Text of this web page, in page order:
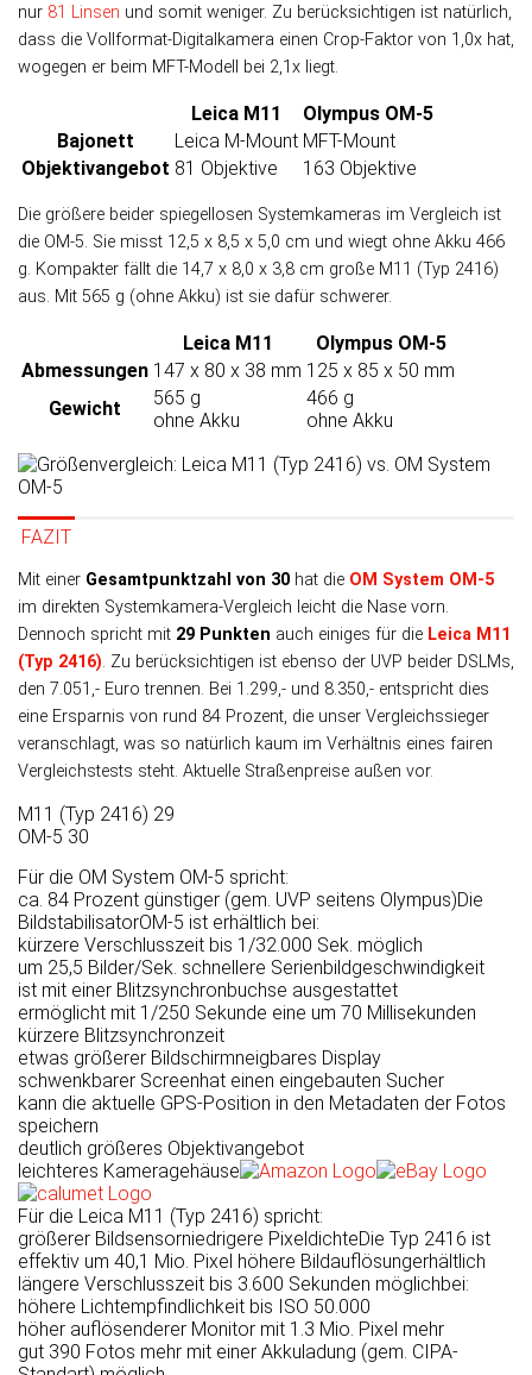
nur 81 Lin­sen und so­mit weni­ger. Zu be­rück­sich­ti­gen ist natür­lich,
dass die Voll­format-Digital­kamera einen Crop-Faktor von 1,0x hat,
wo­ge­gen er beim MFT-Modell bei 2,1x liegt.
Leica M11
Olympus OM-5
Bajonett
Leica M-Mount MFT-Mount
Objektiv­angebot 81 Objektive 163 Objektive
Die größere beider spiegel­losen System­kameras im Ver­gleich ist
die OM-5. Sie misst 12,5 x 8,5 x 5,0 cm und wiegt ohne Akku 466
g. Kom­pak­ter fällt die 14,7 x 8,0 x 3,8 cm große M11 (Typ 2416)
aus. Mit 565 g (ohne Akku) ist sie da­für schwerer.
Leica M11
Olympus OM-5
Abmessungen 147 x 80 x 38 mm 125 x 85 x 50 mm
Gewicht
565 g
ohne Akku
466 g
ohne Akku
FAZIT
Mit einer Gesamtpunktzahl von 30 hat die OM System OM-5
im direk­ten Systemkamera-Ver­gleich leicht die Nase vorn.
Dennoch spricht mit 29 Punk­ten auch eini­ges für die Leica M11
(Typ 2416). Zu be­rück­sich­tigen ist eben­so der UVP bei­der DSLMs,
den 7.051,- Euro tren­nen. Bei 1.299,- und 8.350,- ent­spricht dies
eine Er­spar­nis von rund 84 Pro­zent, die unser Ver­gleichs­sieger
veran­schlagt, was so natür­lich kaum im Ver­hält­nis eines fairen
Ver­gleichs­tests steht. Aktu­elle Straßen­preise außen vor.
M11 (Typ 2416) 29
OM-5 30
Für die OM System OM-5 spricht:
ca. 84 Prozent günstiger (gem. UVP seitens Olympus)
Bild­stabilisator
kürzere Verschlusszeit bis 1/32.000 Sek. möglich
um 25,5 Bilder/Sek. schnellere Serienbildgeschwindigkeit
ist mit einer Blitzsynchronbuchse ausgestattet
ermöglicht mit 1/250 Sekunde eine um 70 Milli­sekun­den
kürzere Blitz­synchron­zeit
etwas größerer Bildschirmneigbares Display
schwenkbarer Screenhat einen eingebauten Sucher
kann die aktuelle GPS-Position in den Metadaten der Fotos
speichern
deutlich größeres Objektivangebot
leichteres Kameragehäuse
Die
OM-5 ist erhältlich bei:
Für die Leica M11 (Typ 2416) spricht:
größerer Bildsensorniedrigere Pixeldichte
effektiv um 40,1 Mio. Pixel höhere Bildauflösung
längere Verschlusszeit bis 3.600 Sekunden möglich
höhere Lichtempfindlichkeit bis ISO 50.000
höher auflösenderer Monitor mit 1.3 Mio. Pixel mehr
gut 390 Fotos mehr mit einer Akkuladung (gem. CIPA-
Die Typ 2416 ist
erhältlich
bei: